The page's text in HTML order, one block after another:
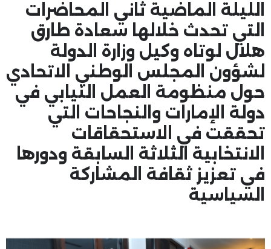
الليلة الماضية ثاني المحاضرات
التي تحدث خلالها سعادة طارق
هلال لوتاه وكيل وزارة الدولة
لشؤون المجلس الوطني الاتحادي
حول منظومة العمل النيابي في
دولة الإمارات والنجاحات التي
تحققت في الاستحقاقات
الانتخابية الثلاثة السابقة ودورها
في تعزيز ثقافة المشاركة
السياسية